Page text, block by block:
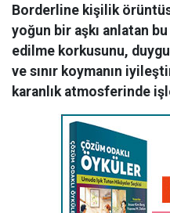
Borderline kişilik
yoğun bir aşkı anlatan
edilme korkusunu,
ve sınır koymanın
karanlık atmosferinde